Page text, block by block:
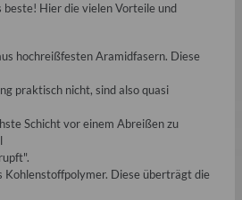
beste! Hier die vielen Vorteile und
hochreißfesten Aramidfasern. Diese
praktisch nicht, sind also quasi
Schicht vor einem Abreißen zu
Kohlenstoffpolymer. Diese überträgt die